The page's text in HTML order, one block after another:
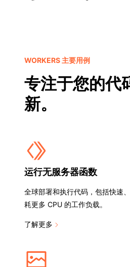
WORKERS 主要用例
专注于您的代
新。
运行无服务器函数
全球部署和执行代码，包括快速
耗更多 CPU 的工作负载。
了解更多